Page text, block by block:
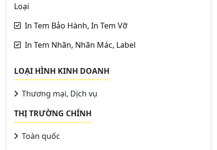
Loại
In Tem Bảo Hành, In Tem Vỡ
In Tem Nhãn, Nhãn Mác, Label
LOẠI HÌNH KINH DOANH
Thương mại, Dịch vụ
THỊ TRƯỜNG CHÍNH
Toàn quốc